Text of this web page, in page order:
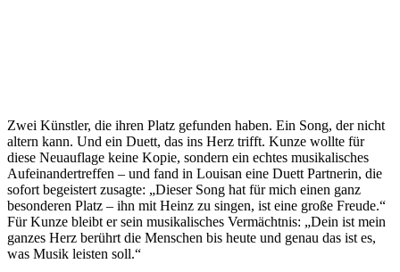
Zwei Künstler, die ihren Platz gefunden haben. Ein Song, der nicht
altern kann. Und ein Duett, das ins Herz trifft. Kunze wollte für
diese Neuauflage keine Kopie, sondern ein echtes musikalisches
Aufeinandertreffen – und fand in Louisan eine Duett Partnerin, die
sofort begeistert zusagte: „Dieser Song hat für mich einen ganz
besonderen Platz – ihn mit Heinz zu singen, ist eine große Freude.“
Für Kunze bleibt er sein musikalisches Vermächtnis: „Dein ist mein
ganzes Herz berührt die Menschen bis heute und genau das ist es,
was Musik leisten soll.“